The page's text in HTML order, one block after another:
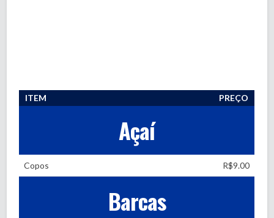
ITEM PREÇO
Açaí
Copos R$9.00
Barcas